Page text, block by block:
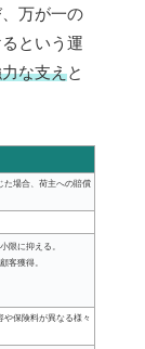
万が一の
という運
な支えと
た場合、荷主への賠償
限に抑える。
客獲得。
保険料が異なる様々